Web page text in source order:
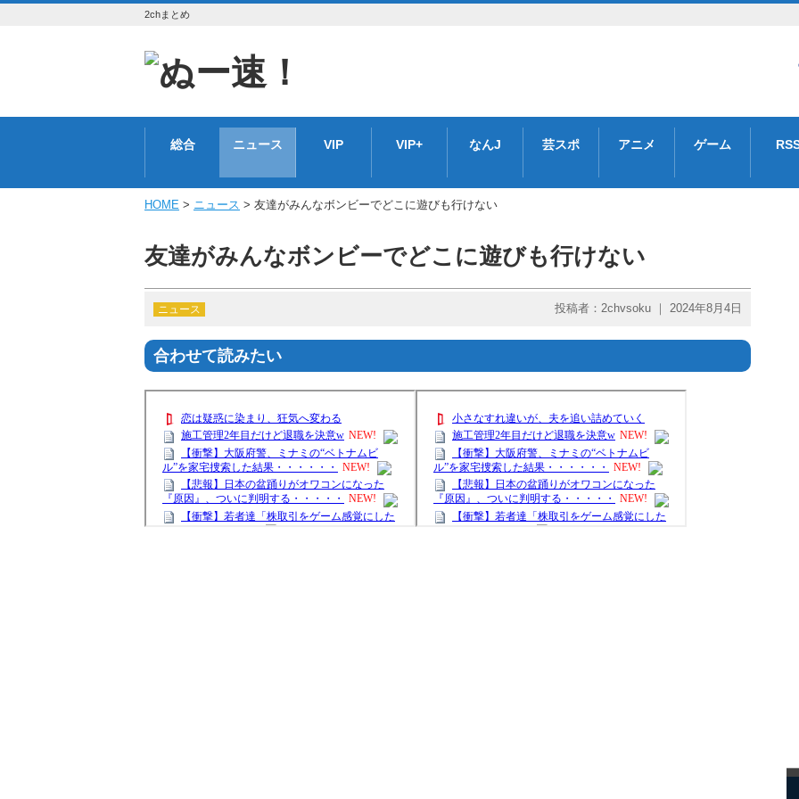
2chまとめ
総合 ニュース VIP VIP+ なんJ 芸スポ アニメ ゲーム
HOME > ニュース > 友達がみんなボンビーでどこに遊びも行けない
友達がみんなボンビーでどこに遊びも行けない
ニュース 投稿者：2chvsoku ｜ 2024年8月4日
合わせて読みたい